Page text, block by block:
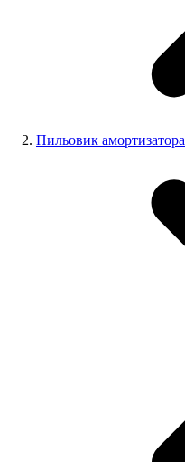
Пильовик амортизатора